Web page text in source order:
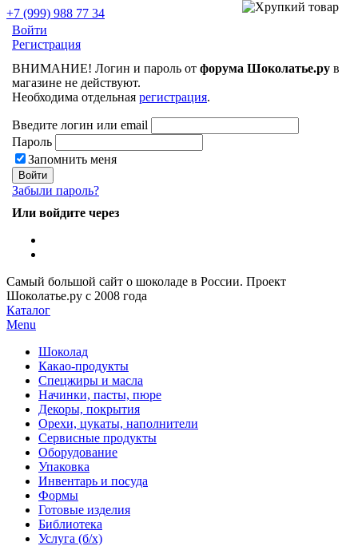
+7 (999) 988 77 34
Войти
Регистрация
ВНИМАНИЕ! Логин и пароль от форума Шоколатье.ру в
магазине не действуют.
Необходима отдельная регистрация.
Введите логин или email
Пароль
Запомнить меня
Забыли пароль?
Или войдите через
Самый большой сайт о шоколаде в России. Проект
Шоколатье.ру с 2008 года
Каталог
Menu
Шоколад
Какао-продукты
Спецжиры и масла
Начинки, пасты, пюре
Декоры, покрытия
Орехи, цукаты, наполнители
Сервисные продукты
Оборудование
Упаковка
Инвентарь и посуда
Формы
Готовые изделия
Библиотека
Услуга (б/х)